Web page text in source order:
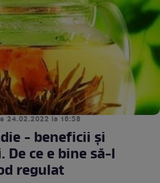
24.02.2022 la 16:58
- beneficii și
ce e bine să-l
regulat